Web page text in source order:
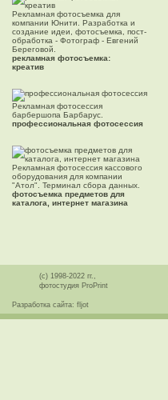
Рекламная фотосъемка для
компании Юнити. Разработка и
создание идеи, фотосъемка, пост-
обработка - Фотограф - Евгений
Береговой.
рекламная фотосъемка:
креатив
Рекламная фотосессия
барбершопа Барбарус.
профессиональная фотосессия
Рекламная фотосессия кассового
оборудования для компании
"Атол". Терминал сбора данных.
фотосъемка предметов для
каталога, интернет магазина
(с) 1998-2022 гг.,
фотостудия ProPrint
Разработка сайта: fljot